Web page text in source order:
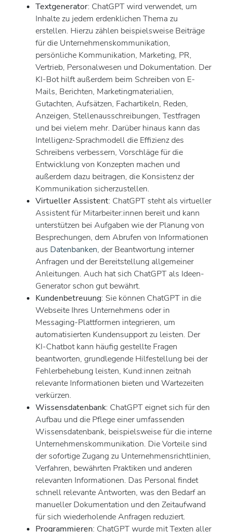
Textgenerator: ChatGPT wird verwendet, um
Inhalte zu jedem erdenklichen Thema zu
erstellen. Hierzu zählen beispielsweise Beiträge
für die Unternehmenskommunikation,
persönliche Kommunikation, Marketing, PR,
Vertrieb, Personalwesen und Dokumentation. Der
KI-Bot hilft außerdem beim Schreiben von E-
Mails, Berichten, Marketingmaterialien,
Gutachten, Aufsätzen, Fachartikeln, Reden,
Anzeigen, Stellenausschreibungen, Testfragen
und bei vielem mehr. Darüber hinaus kann das
Intelligenz-Sprachmodell die Effizienz des
Schreibens verbessern, Vorschläge für die
Entwicklung von Konzepten machen und
außerdem dazu beitragen, die Konsistenz der
Kommunikation sicherzustellen.
Virtueller Assistent: ChatGPT steht als virtueller
Assistent für Mitarbeiter:innen bereit und kann
unterstützen bei Aufgaben wie der Planung von
Besprechungen, dem Abrufen von Informationen
aus Datenbanken, der Beantwortung interner
Anfragen und der Bereitstellung allgemeiner
Anleitungen. Auch hat sich ChatGPT als Ideen-
Generator schon gut bewährt.
Kundenbetreuung: Sie können ChatGPT in die
Webseite Ihres Unternehmens oder in
Messaging-Plattformen integrieren, um
automatisierten Kundensupport zu leisten. Der
KI-Chatbot kann häufig gestellte Fragen
beantworten, grundlegende Hilfestellung bei der
Fehlerbehebung leisten, Kund:innen zeitnah
relevante Informationen bieten und Wartezeiten
verkürzen.
Wissensdatenbank: ChatGPT eignet sich für den
Aufbau und die Pflege einer umfassenden
Wissensdatenbank, beispielsweise für die interne
Unternehmenskommunikation. Die Vorteile sind
der sofortige Zugang zu Unternehmensrichtlinien,
Verfahren, bewährten Praktiken und anderen
relevanten Informationen. Das Personal findet
schnell relevante Antworten, was den Bedarf an
manueller Dokumentation und den Zeitaufwand
für sich wiederholende Anfragen reduziert.
Programmieren: ChatGPT wurde mit Texten aller